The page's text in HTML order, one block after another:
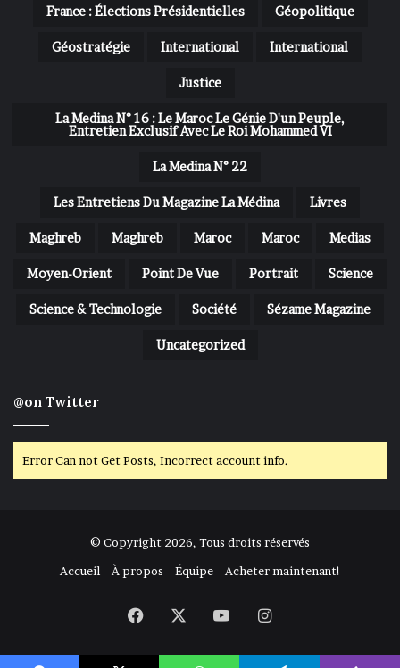
France : Élections Présidentielles Géopolitique
Géostratégie International International
Justice
La Medina N° 16 : Le Maroc Le Génie D'un Peuple,
Entretien Exclusif Avec Le Roi Mohammed VI
La Medina N° 22
Les Entretiens Du Magazine La Médina Livres
Maghreb Maghreb Maroc Maroc Medias
Moyen-Orient Point De Vue Portrait Science
Science & Technologie Société Sézame Magazine
Uncategorized
@on Twitter
Error Can not Get Posts, Incorrect account info.
© Copyright 2026, Tous droits réservés
Accueil
À propos Équipe Acheter maintenant!
Facebook YouTubeInstagram